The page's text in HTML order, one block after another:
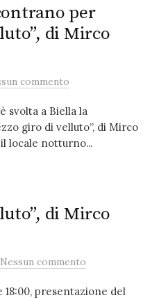
per
di Mirco
commento
svolta a Biella la
giro di velluto”, di Mirco
locale notturno...
di Mirco
Nessun commento
presentazione del